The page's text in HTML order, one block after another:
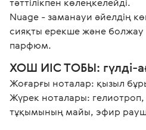
Nuage - заманауи әйелдің
сияқты ерекше және
парфюм.
ХОШ ИІС ТОБЫ: гүлді-
Жоғарғы ноталар: қызыл
Жүрек ноталары: гелиотроп,
тұқымының майы, эфир